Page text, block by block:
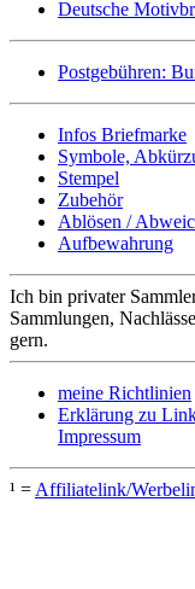
Deutsche
Postgebühren:
Infos Briefmarke
Symbole,
Stempel
Zubehör
Ablösen /
Aufbewahrung
Ich bin privater
Sammlungen,
gern.
meine Richtlinien
Erklärung zu
Impressum
¹ = Affiliatelink/